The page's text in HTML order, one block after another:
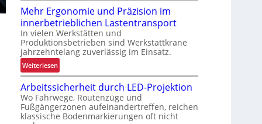
o
b
u
s
t
e
L
ö
s
u
Mehr Ergonomie und Präzision im
innerbetrieblichen Lastentransport
In vielen Werkstätten und
Produktionsbetrieben sind Werkstattkrane
jahrzehntelang zuverlässig im Einsatz.
Weiterlesen:
M
e
h
r
E
Arbeitssicherheit durch LED-Projektion
Wo Fahrwege, Routenzüge und
Fußgängerzonen aufeinandertreffen, reichen
klassische Bodenmarkierungen oft nicht